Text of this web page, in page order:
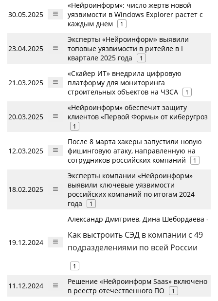
30.05.2025
«Нейроинформ»: число жертв новой
уязвимости в Windows Explorer растет с
каждым днем
1
23.04.2025
Эксперты «Нейроинформ» выявили
топовые уязвимости в ритейле в I
квартале 2025 года
1
21.03.2025
«Скайер ИТ» внедрила цифровую
платформу для мониторинга
строительных объектов на ЧЗСА
1
20.03.2025
«Нейроинформ» обеспечит защиту
клиентов «Первой Формы» от киберугроз
1
12.03.2025
После 8 марта хакеры запустили новую
фишинговую атаку, направленную на
сотрудников российских компаний
1
18.02.2025
Эксперты компании «Нейроинформ»
выявили ключевые уязвимости
российских компаний по итогам 2024
года
1
19.12.2024
Александр Дмитриев, Дина Шебордаева -
Как выстроить СЭД в компании с 49
подразделениями по всей России
1
11.12.2024
Решение «Нейроинформ Saas» включено
в реестр отечественного ПО
1